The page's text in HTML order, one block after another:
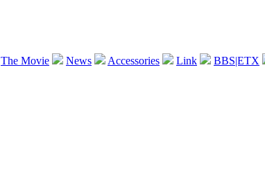
The Movie News Accessories Link BBS|ETX